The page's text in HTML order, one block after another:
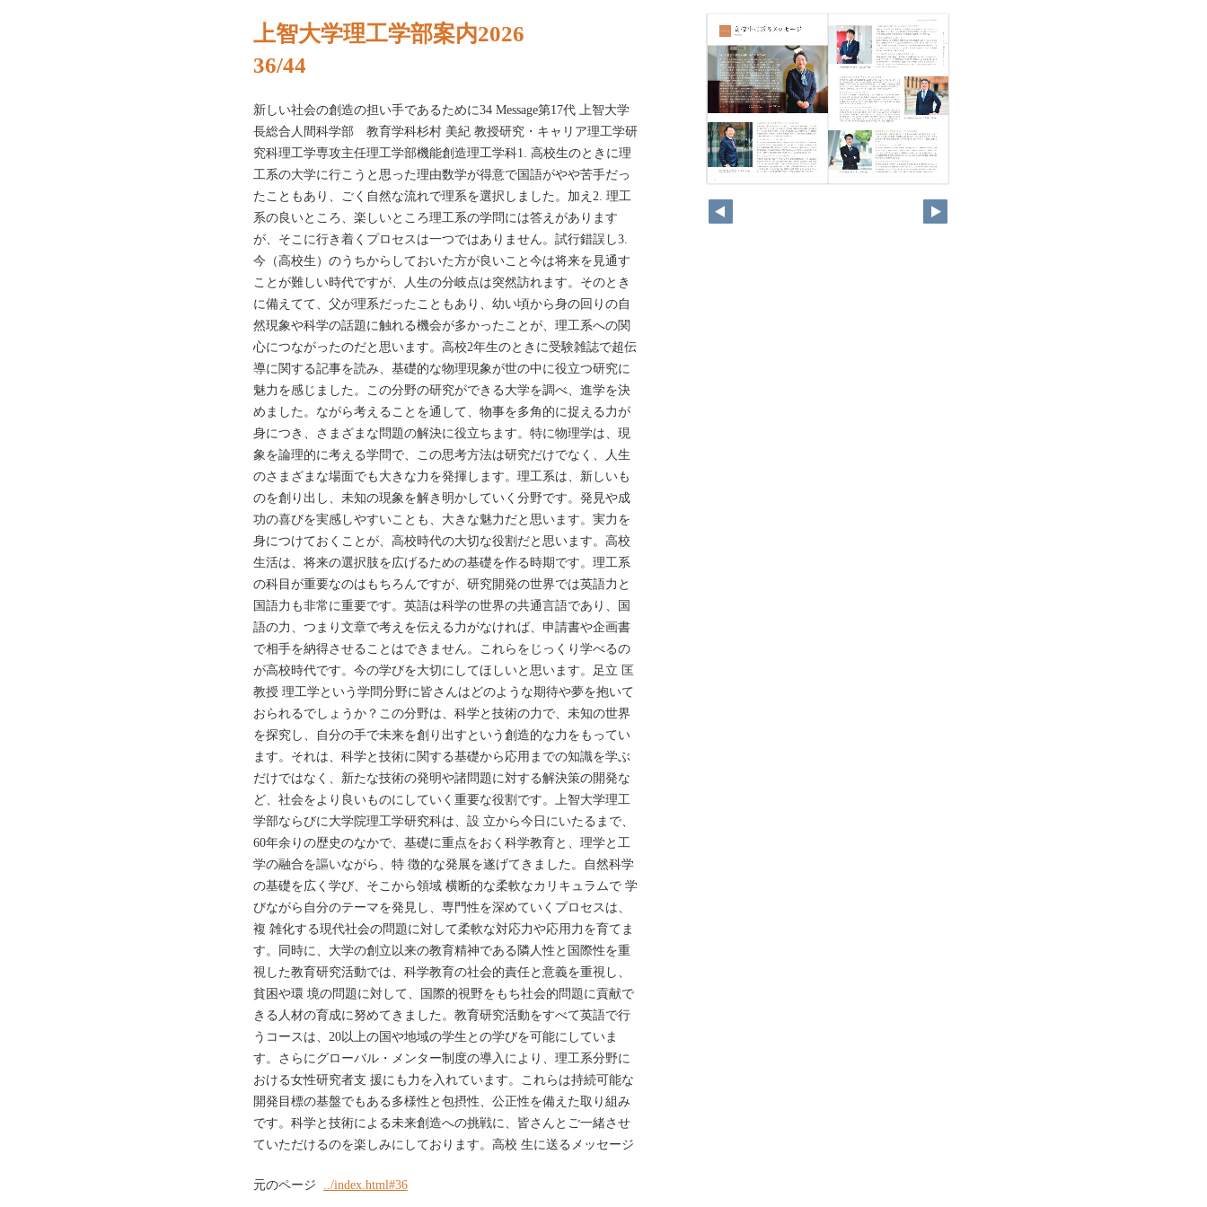
上智大学理工学部案内2026
36/44
新しい社会の創造の担い手であるために34 Message第17代 上智大学
長総合人間科学部 教育学科杉村 美紀 教授研究・キャリア理工学研
究科理工学専攻主任理工学部機能創造理工学科1. 高校生のときに理
工系の大学に行こうと思った理由数学が得意で国語がやや苦手だっ
たこともあり、ごく自然な流れで理系を選択しました。加え2. 理工
系の良いところ、楽しいところ理工系の学問には答えがあります
が、そこに行き着くプロセスは一つではありません。試行錯誤し3.
今（高校生）のうちからしておいた方が良いこと今は将来を見通す
ことが難しい時代ですが、人生の分岐点は突然訪れます。そのとき
に備えてて、父が理系だったこともあり、幼い頃から身の回りの自
然現象や科学の話題に触れる機会が多かったことが、理工系への関
心につながったのだと思います。高校2年生のときに受験雑誌で超伝
導に関する記事を読み、基礎的な物理現象が世の中に役立つ研究に
魅力を感じました。この分野の研究ができる大学を調べ、進学を決
めました。ながら考えることを通して、物事を多角的に捉える力が
身につき、さまざまな問題の解決に役立ちます。特に物理学は、現
象を論理的に考える学問で、この思考方法は研究だけでなく、人生
のさまざまな場面でも大きな力を発揮します。理工系は、新しいも
のを創り出し、未知の現象を解き明かしていく分野です。発見や成
功の喜びを実感しやすいことも、大きな魅力だと思います。実力を
身につけておくことが、高校時代の大切な役割だと思います。高校
生活は、将来の選択肢を広げるための基礎を作る時期です。理工系
の科目が重要なのはもちろんですが、研究開発の世界では英語力と
国語力も非常に重要です。英語は科学の世界の共通言語であり、国
語の力、つまり文章で考えを伝える力がなければ、申請書や企画書
で相手を納得させることはできません。これらをじっくり学べるの
が高校時代です。今の学びを大切にしてほしいと思います。足立 匡
教授 理工学という学問分野に皆さんはどのような期待や夢を抱いて
おられるでしょうか？この分野は、科学と技術の力で、未知の世界
を探究し、自分の手で未来を創り出すという創造的な力をもってい
ます。それは、科学と技術に関する基礎から応用までの知識を学ぶ
だけではなく、新たな技術の発明や諸問題に対する解決策の開発な
ど、社会をより良いものにしていく重要な役割です。上智大学理工
学部ならびに大学院理工学研究科は、設 立から今日にいたるまで、
60年余りの歴史のなかで、基礎に重点をおく科学教育と、理学と工
学の融合を謳いながら、特 徴的な発展を遂げてきました。自然科学
の基礎を広く学び、そこから領域 横断的な柔軟なカリキュラムで 学
びながら自分のテーマを発見し、専門性を深めていくプロセスは、
複 雑化する現代社会の問題に対して柔軟な対応力や応用力を育てま
す。同時に、大学の創立以来の教育精神である隣人性と国際性を重
視した教育研究活動では、科学教育の社会的責任と意義を重視し、
貧困や環 境の問題に対して、国際的視野をもち社会的問題に貢献で
きる人材の育成に努めてきました。教育研究活動をすべて英語で行
うコースは、20以上の国や地域の学生との学びを可能にしていま
す。さらにグローバル・メンター制度の導入により、理工系分野に
おける女性研究者支 援にも力を入れています。これらは持続可能な
開発目標の基盤でもある多様性と包摂性、公正性を備えた取り組み
です。科学と技術による未来創造への挑戦に、皆さんとご一緒させ
ていただけるのを楽しみにしております。高校 生に送るメッセージ
元のページ ../index.html#36